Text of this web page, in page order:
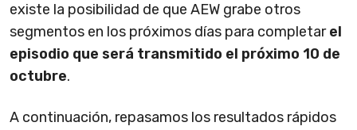
existe la posibilidad de que AEW grabe otros
segmentos en los próximos días para completarel
episodio que será transmitido el próximo 10 de
octubre.
A continuación, repasamos los resultados rápidos